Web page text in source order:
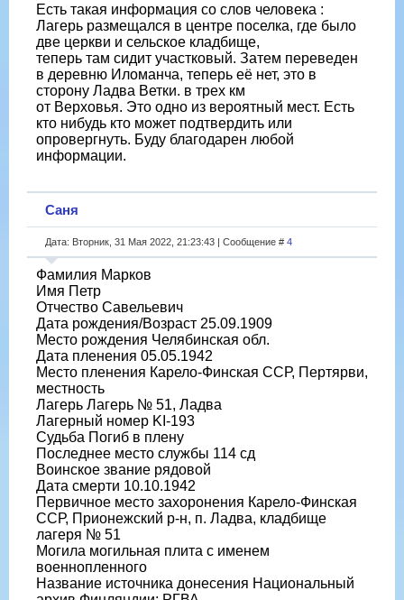
Есть такая информация со слов человека :
Лагерь размещался в центре поселка, где было
две церкви и сельское кладбище,
теперь там сидит участковый. Затем переведен
в деревню Иломанча, теперь её нет, это в
сторону Ладва Ветки. в трех км
от Верховья. Это одно из вероятный мест. Есть
кто нибудь кто может подтвердить или
опровергнуть. Буду благодарен любой
информации.
Саня
Дата: Вторник, 31 Мая 2022, 21:23:43 | Сообщение # 4
Фамилия Марков
Имя Петр
Отчество Савельевич
Дата рождения/Возраст 25.09.1909
Место рождения Челябинская обл.
Дата пленения 05.05.1942
Место пленения Карело-Финская ССР, Пертярви,
местность
Лагерь Лагерь № 51, Ладва
Лагерный номер KI-193
Судьба Погиб в плену
Последнее место службы 114 сд
Воинское звание рядовой
Дата смерти 10.10.1942
Первичное место захоронения Карело-Финская
ССР, Прионежский р-н, п. Ладва, кладбище
лагеря № 51
Могила могильная плита с именем
военнопленного
Название источника донесения Национальный